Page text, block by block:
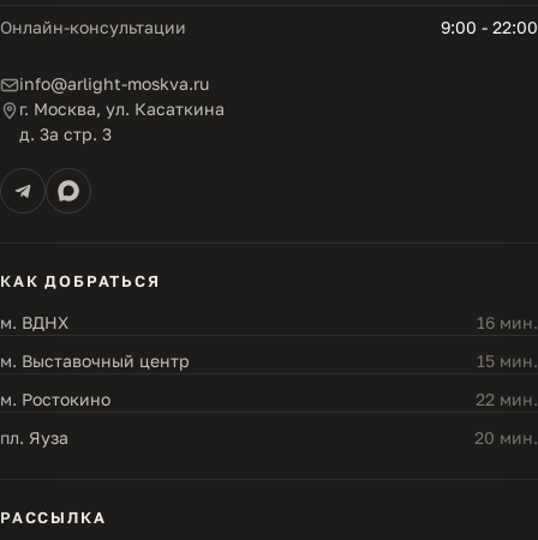
Онлайн-консультации 9:00 - 22:00
info@arlight-moskva.ru
г. Москва, ул. Касаткина
д. 3а стр. 3
КАК ДОБРАТЬСЯ
м. ВДНХ
16 мин.
м. Выставочный центр
15 мин.
м. Ростокино
22 мин.
пл. Яуза
20 мин.
РАССЫЛКА